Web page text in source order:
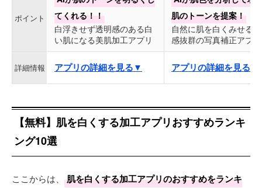
ポイント
てくれる！！
白浮きせず透明感のある白
い肌になる美肌加工アプリ
肌のトーンを提案！
自然に肌を白くみせる
感抜群の写真補正アプリ
詳細情報 アプリの詳細を見る▼ アプリの詳細を見る▼
【無料】肌を白くする加工アプリおすすめランキ
ング10選
ここからは、
肌を白くする加工アプリのおすすめをランキ